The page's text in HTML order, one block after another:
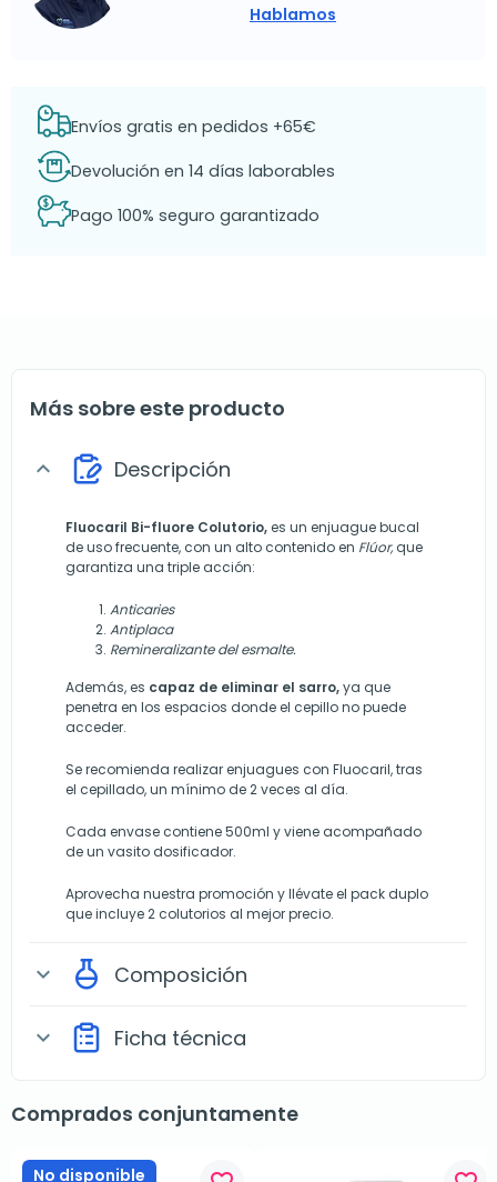
Hablamos
Envíos gratis en pedidos +65€
Devolución en 14 días laborables
Pago 100% seguro garantizado
Más sobre este producto
expand_more Descripción
Fluocaril Bi-fluore Colutorio,es un enjuague bucal
de uso frecuente, con un alto contenido en Flúor,que
garantiza una triple acción:
Anticaries
Antiplaca
Remineralizante del esmalte.
Además, es capaz de eliminar el sarro,ya que
penetra en los espacios donde el cepillo no puede
acceder.
Se recomienda realizar enjuagues con Fluocaril, tras
el cepillado, un mínimo de 2 veces al día.
Cada envase contiene 500ml y viene acompañado
de un vasito dosificador.
Aprovecha nuestra promoción y llévate el pack duplo
que incluye 2 colutorios al mejor precio.
expand_more Composición
expand_more Ficha técnica
Comprados conjuntamente
No disponible